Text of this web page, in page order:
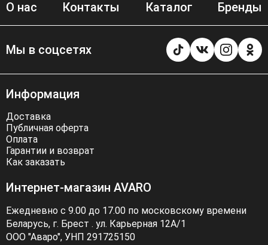
О нас Контакты Каталог Бренды
Мы в соцсетях
Информация
Доставка
Публичная оферта
Оплата
Гарантии и возврат
Как заказать
Интернет-магазин AVARO
Ежедневно с 9.00 до 17.00 по московскому времени
Беларусь, г. Брест . ул. Карьерная 12А/1
ООО "Аваро", УНП 291725150